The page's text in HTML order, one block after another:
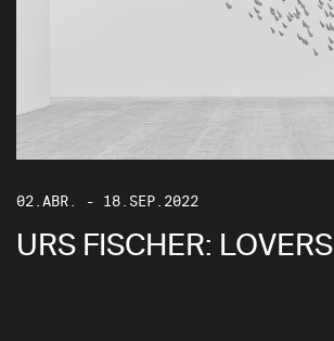
02.ABR. - 18.SEP.2022
URS FISCHER: LOVERS